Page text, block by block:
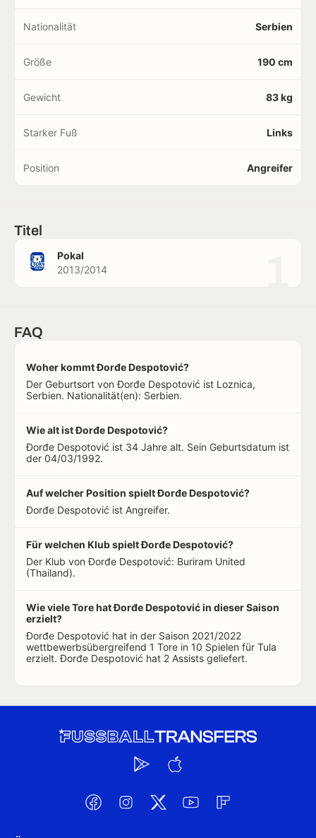
Nationalität Serbien
Größe 190 cm
Gewicht 83 kg
Starker Fuß Links
Position Angreifer
Titel
Pokal
2013/2014
FAQ
Woher kommt Đorđe Despotović?
Der Geburtsort von Đorđe Despotović ist Loznica,
Serbien. Nationalität(en): Serbien.
Wie alt ist Đorđe Despotović?
Đorđe Despotović ist 34 Jahre alt. Sein Geburtsdatum ist
der 04/03/1992.
Auf welcher Position spielt Đorđe Despotović?
Đorđe Despotović ist Angreifer.
Für welchen Klub spielt Đorđe Despotović?
Der Klub von Đorđe Despotović: Buriram United
(Thailand).
Wie viele Tore hat Đorđe Despotović in dieser Saison
erzielt?
Đorđe Despotović hat in der Saison 2021/2022
wettbewerbsübergreifend 1 Tore in 10 Spielen für Tula
erzielt. Đorđe Despotović hat 2 Assists geliefert.